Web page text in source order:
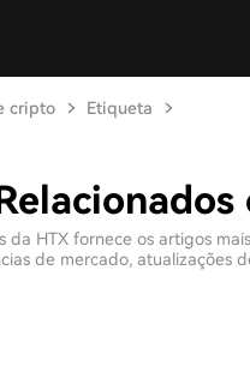
cripto Etiqueta
da HTX fornece os artigos
de mercado, atualizações